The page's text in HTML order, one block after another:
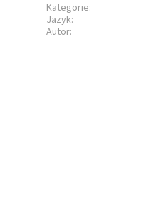
Kategorie:
Jazyk:
Autor: